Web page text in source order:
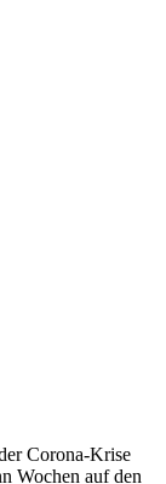
Corona-Krise
Wochen auf den